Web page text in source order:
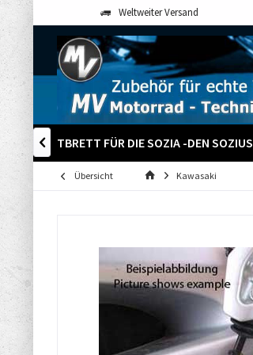
Weltweiter Versand
TRITTBRETT FÜR DIE SOZIA -DEN SOZIUS

Übersicht Kawasaki